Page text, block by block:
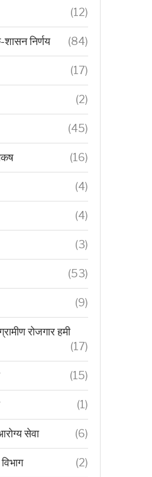
(12)
शासन निर्णय (84)
(17)
(2)
(45)
(16)
(4)
(4)
(3)
(53)
(9)
रोजगार हमी
(17)
(15)
(1)
सेवा (6)
(2)